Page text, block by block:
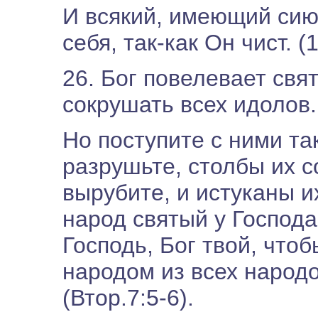
И всякий, имеющий
себя, так-как Он чист.
26. Бог повелевает
сокрушать всех идолов.
Но поступите с ними
разрушьте, столбы их
вырубите, и истуканы
народ святый у
Господь, Бог твой,
народом из всех
(Втор.7:5-6).